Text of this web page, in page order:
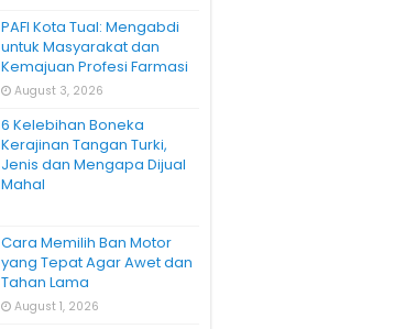
PAFI Kota Tual: Mengabdi
untuk Masyarakat dan
Kemajuan Profesi Farmasi
August 3, 2026
6 Kelebihan Boneka
Kerajinan Tangan Turki,
Jenis dan Mengapa Dijual
Mahal
Cara Memilih Ban Motor
yang Tepat Agar Awet dan
Tahan Lama
August 1, 2026